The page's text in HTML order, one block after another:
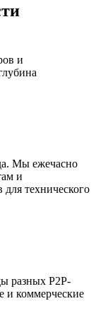
и
Мы ежечасно
и
технического
разных P2P-
и коммерческие